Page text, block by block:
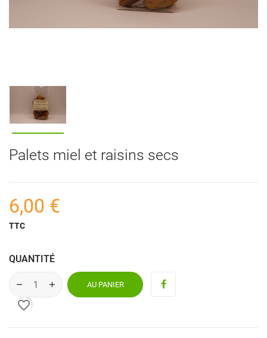
Palets miel et raisins secs
6,00 €
TTC
QUANTITÉ
AU PANIER
favorite_border